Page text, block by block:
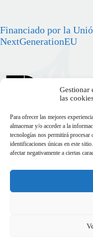
Gestionar
las
Para ofrecer las mejores
almacenar y/o acceder a la
tecnologías nos permitirá procesar
identificaciones únicas en este
afectar negativamente a ciertas
Financiado por la
NextGenerationEU